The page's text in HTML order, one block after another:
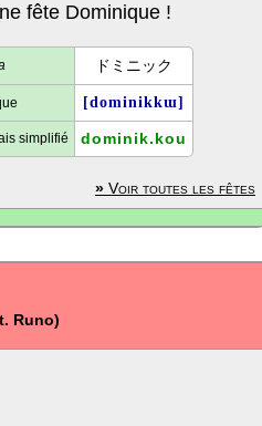
fête Dominique !
ドミニック
[dominikkɯ]
simplifié dominik.kou
» Voir toutes les fêtes
Runo)